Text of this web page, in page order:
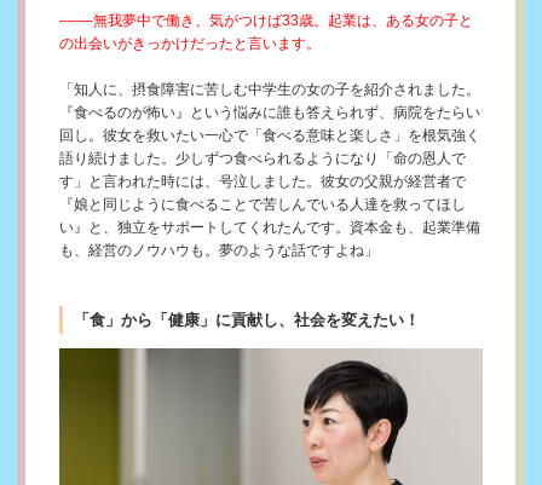
––––無我夢中で働き、気がつけば33歳。起業は、ある女の子と
の出会いがきっかけだったと言います。
「知人に、摂食障害に苦しむ中学生の女の子を紹介されました。
『食べるのが怖い』という悩みに誰も答えられず、病院をたらい
回し。彼女を救いたい一心で「食べる意味と楽しさ」を根気強く
語り続けました。少しずつ食べられるようになり「命の恩人で
す」と言われた時には、号泣しました。彼女の父親が経営者で
『娘と同じように食べることで苦しんでいる人達を救ってほし
い』と、独立をサポートしてくれたんです。資本金も、起業準備
も、経営のノウハウも。夢のような話ですよね」
「食」から「健康」に貢献し、社会を変えたい！